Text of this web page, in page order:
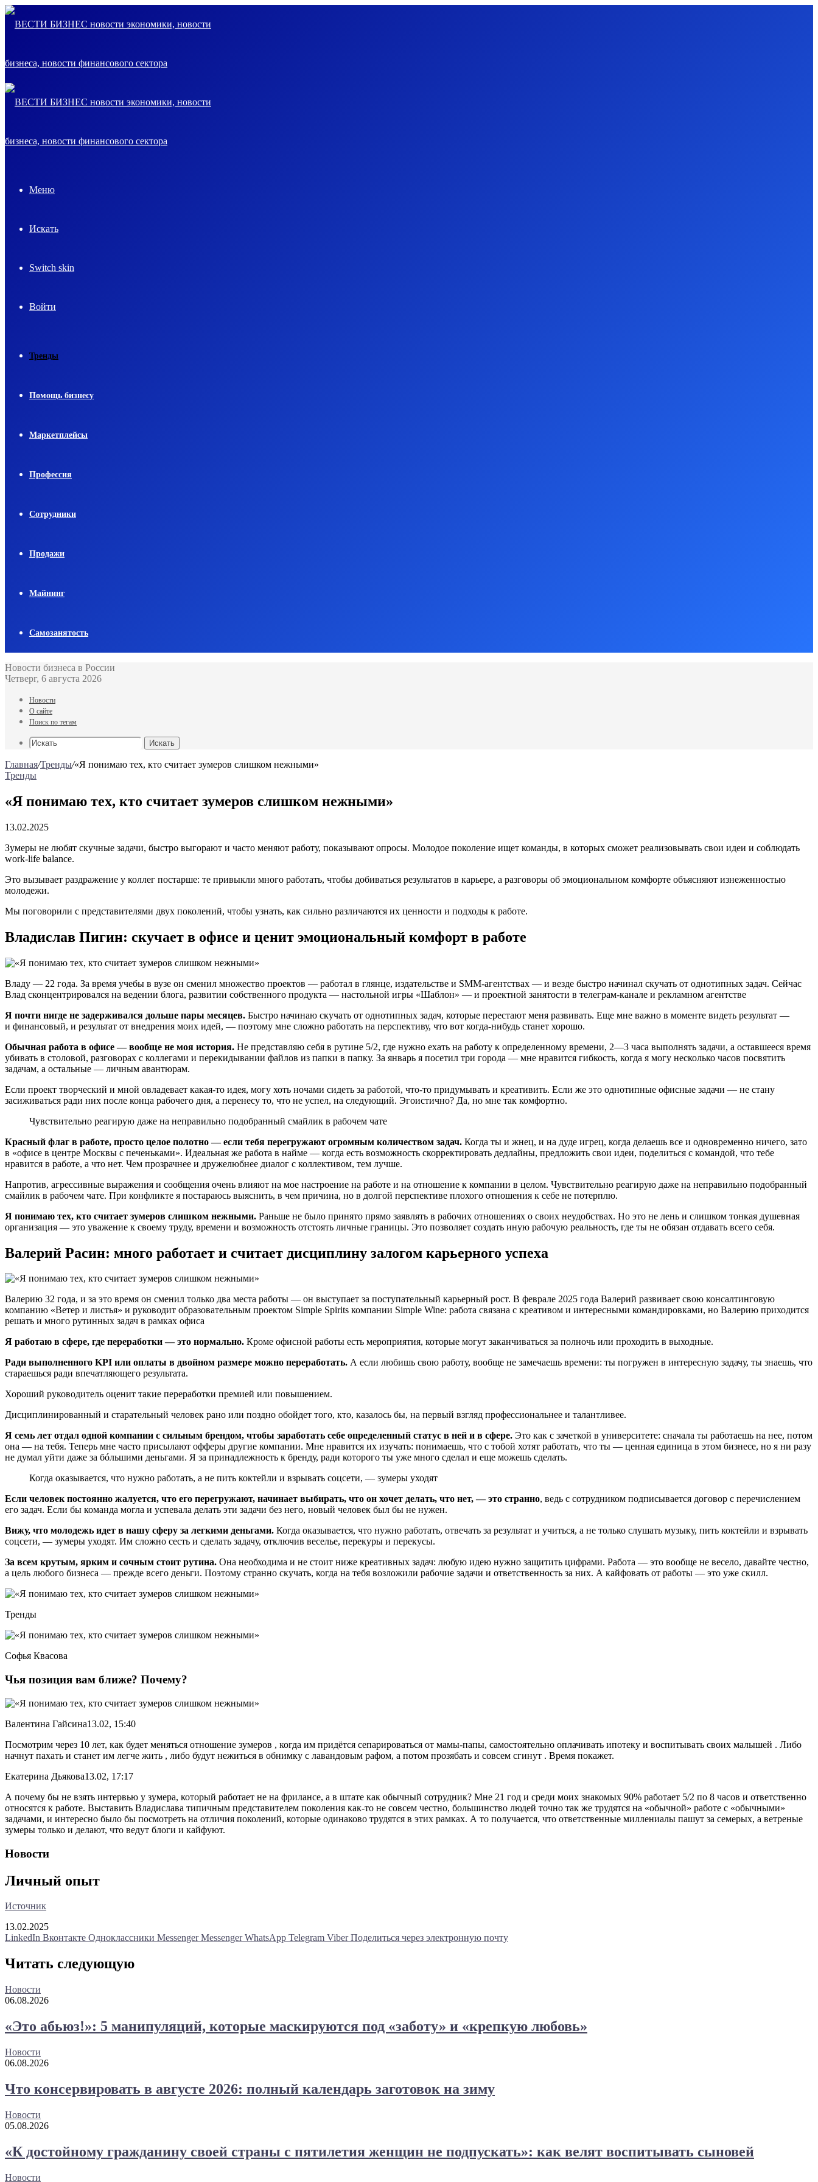
Меню
Искать
Switch skin
Войти
Тренды
Помощь бизнесу
Маркетплейсы
Профессия
Сотрудники
Продажи
Майнинг
Самозанятость
Новости бизнеса в России
Четверг, 6 августа 2026
Новости
О сайте
Поиск по тегам
Искать
Главная/Тренды/«Я понимаю тех, кто считает зумеров слишком нежными»
Тренды
«Я понимаю тех, кто считает зумеров слишком нежными»
13.02.2025
Зумеры не любят скучные задачи, быстро выгорают и часто меняют работу, показывают опросы. Молодое поколение ищет команды, в которых сможет реализовывать свои идеи и соблюдать
work-life balance.
Это вызывает раздражение у коллег постарше: те привыкли много работать, чтобы добиваться результатов в карьере, а разговоры об эмоциональном комфорте объясняют изнеженностью
молодежи.
Мы поговорили с представителями двух поколений, чтобы узнать, как сильно различаются их ценности и подходы к работе.
Владислав Пигин: скучает в офисе и ценит эмоциональный комфорт в работе
Владу — 22 года. За время учебы в вузе он сменил множество проектов — работал в глянце, издательстве и SMM-агентствах — и везде быстро начинал скучать от однотипных задач. Сейчас
Влад сконцентрировался на ведении блога, развитии собственного продукта — настольной игры «Шаблон» — и проектной занятости в телеграм-канале и рекламном агентстве
Я почти нигде не задерживался дольше пары месяцев. Быстро начинаю скучать от однотипных задач, которые перестают меня развивать. Еще мне важно в моменте видеть результат —
и финансовый, и результат от внедрения моих идей, — поэтому мне сложно работать на перспективу, что вот когда-нибудь станет хорошо.
Обычная работа в офисе — вообще не моя история. Не представляю себя в рутине 5/2, где нужно ехать на работу к определенному времени, 2—3 часа выполнять задачи, а оставшееся время
убивать в столовой, разговорах с коллегами и перекидывании файлов из папки в папку. За январь я посетил три города — мне нравится гибкость, когда я могу несколько часов посвятить
задачам, а остальные — личным авантюрам.
Если проект творческий и мной овладевает какая-то идея, могу хоть ночами сидеть за работой, что-то придумывать и креативить. Если же это однотипные офисные задачи — не стану
засиживаться ради них после конца рабочего дня, а перенесу то, что не успел, на следующий. Эгоистично? Да, но мне так комфортно.
Чувствительно реагирую даже на неправильно подобранный смайлик в рабочем чате
Красный флаг в работе, просто целое полотно — если тебя перегружают огромным количеством задач. Когда ты и жнец, и на дуде игрец, когда делаешь все и одновременно ничего, зато
в «офисе в центре Москвы с печеньками». Идеальная же работа в найме — когда есть возможность скорректировать дедлайны, предложить свои идеи, поделиться с командой, что тебе
нравится в работе, а что нет. Чем прозрачнее и дружелюбнее диалог с коллективом, тем лучше.
Напротив, агрессивные выражения и сообщения очень влияют на мое настроение на работе и на отношение к компании в целом. Чувствительно реагирую даже на неправильно подобранный
смайлик в рабочем чате. При конфликте я постараюсь выяснить, в чем причина, но в долгой перспективе плохого отношения к себе не потерплю.
Я понимаю тех, кто считает зумеров слишком нежными. Раньше не было принято прямо заявлять в рабочих отношениях о своих неудобствах. Но это не лень и слишком тонкая душевная
организация — это уважение к своему труду, времени и возможность отстоять личные границы. Это позволяет создать иную рабочую реальность, где ты не обязан отдавать всего себя.
Валерий Расин: много работает и считает дисциплину залогом карьерного успеха
Валерию 32 года, и за это время он сменил только два места работы — он выступает за поступательный карьерный рост. В феврале 2025 года Валерий развивает свою консалтинговую
компанию «Ветер и листья» и руководит образовательным проектом Simple Spirits компании Simple Wine: работа связана с креативом и интересными командировками, но Валерию приходится
решать и много рутинных задач в рамках офиса
Я работаю в сфере, где переработки — это нормально. Кроме офисной работы есть мероприятия, которые могут заканчиваться за полночь или проходить в выходные.
Ради выполненного KPI или оплаты в двойном размере можно переработать. А если любишь свою работу, вообще не замечаешь времени: ты погружен в интересную задачу, ты знаешь, что
стараешься ради впечатляющего результата.
Хороший руководитель оценит такие переработки премией или повышением.
Дисциплинированный и старательный человек рано или поздно обойдет того, кто, казалось бы, на первый взгляд профессиональнее и талантливее.
Я семь лет отдал одной компании с сильным брендом, чтобы заработать себе определенный статус в ней и в сфере. Это как с зачеткой в университете: сначала ты работаешь на нее, потом
она — на тебя. Теперь мне часто присылают офферы другие компании. Мне нравится их изучать: понимаешь, что с тобой хотят работать, что ты — ценная единица в этом бизнесе, но я ни разу
не думал уйти даже за бóльшими деньгами. Я за принадлежность к бренду, ради которого ты уже много сделал и еще можешь сделать.
Когда оказывается, что нужно работать, а не пить коктейли и взрывать соцсети, — зумеры уходят
Если человек постоянно жалуется, что его перегружают, начинает выбирать, что он хочет делать, что нет, — это странно, ведь с сотрудником подписывается договор с перечислением
его задач. Если бы команда могла и успевала делать эти задачи без него, новый человек был бы не нужен.
Вижу, что молодежь идет в нашу сферу за легкими деньгами. Когда оказывается, что нужно работать, отвечать за результат и учиться, а не только слушать музыку, пить коктейли и взрывать
соцсети, — зумеры уходят. Им сложно сесть и сделать задачу, отключив веселье, перекуры и перекусы.
За всем крутым, ярким и сочным стоит рутина. Она необходима и не стоит ниже креативных задач: любую идею нужно защитить цифрами. Работа — это вообще не весело, давайте честно,
а цель любого бизнеса — прежде всего деньги. Поэтому странно скучать, когда на тебя возложили рабочие задачи и ответственность за них. А кайфовать от работы — это уже скилл.
Тренды
Софья Квасова
Чья позиция вам ближе? Почему?
Валентина Гайсина13.02, 15:40
Посмотрим через 10 лет, как будет меняться отношение зумеров , когда им придётся сепарироваться от мамы-папы, самостоятельно оплачивать ипотеку и воспитывать своих малышей . Либо
начнут пахать и станет им легче жить , либо будут нежиться в обнимку с лавандовым рафом, а потом прозябать и совсем сгинут . Время покажет.
Екатерина Дьякова13.02, 17:17
А почему бы не взять интервью у зумера, который работает не на фрилансе, а в штате как обычный сотрудник? Мне 21 год и среди моих знакомых 90% работает 5/2 по 8 часов и ответственно
относятся к работе. Выставить Владислава типичным представителем поколения как-то не совсем честно, большинство людей точно так же трудятся на «обычной» работе с «обычными»
задачами, и интересно было бы посмотреть на отличия поколений, которые одинаково трудятся в этих рамках. А то получается, что ответственные миллениалы пашут за семерых, а ветреные
зумеры только и делают, что ведут блоги и кайфуют.
Новости
Личный опыт
Источник
13.02.2025
LinkedIn Вконтакте Одноклассники Messenger Messenger WhatsApp Telegram Viber Поделиться через электронную почту
Читать следующую
Новости
06.08.2026
«Это абьюз!»: 5 манипуляций, которые маскируются под «заботу» и «крепкую любовь»
Новости
06.08.2026
Что консервировать в августе 2026: полный календарь заготовок на зиму
Новости
05.08.2026
«К достойному гражданину своей страны с пятилетия женщин не подпускать»: как велят воспитывать сыновей
Новости